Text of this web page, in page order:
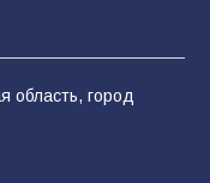
работы
в 2026 году
ответ
область, город